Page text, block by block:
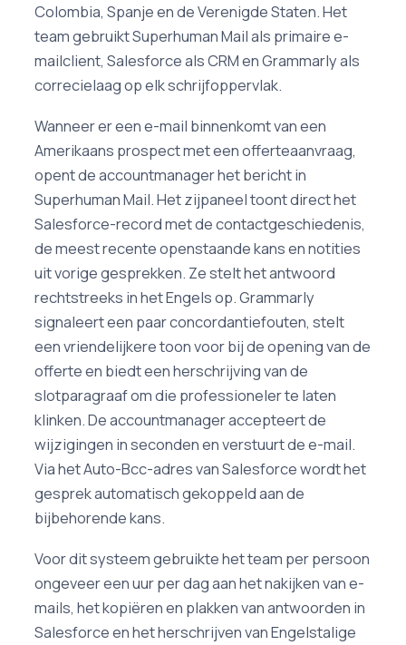
Colombia, Spanje en de Verenigde Staten. Het
team gebruikt Superhuman Mail als primaire e-
mailclient, Salesforce als CRM en Grammarly als
correcielaag op elk schrijfoppervlak.
Wanneer er een e-mail binnenkomt van een
Amerikaans prospect met een offerteaanvraag,
opent de accountmanager het bericht in
Superhuman Mail. Het zijpaneel toont direct het
Salesforce-record met de contactgeschiedenis,
de meest recente openstaande kans en notities
uit vorige gesprekken. Ze stelt het antwoord
rechtstreeks in het Engels op. Grammarly
signaleert een paar concordantiefouten, stelt
een vriendelijkere toon voor bij de opening van de
offerte en biedt een herschrijving van de
slotparagraaf om die professioneler te laten
klinken. De accountmanager accepteert de
wijzigingen in seconden en verstuurt de e-mail.
Via het Auto-Bcc-adres van Salesforce wordt het
gesprek automatisch gekoppeld aan de
bijbehorende kans.
Voor dit systeem gebruikte het team per persoon
ongeveer een uur per dag aan het nakijken van e-
mails, het kopiëren en plakken van antwoorden in
Salesforce en het herschrijven van Engelstalige